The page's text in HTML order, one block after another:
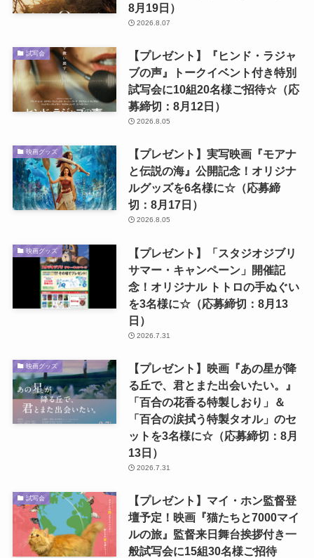
8月19日）
2026.8.07
試写会
【プレゼント】『ヒンド・ラジャ
ブの声』トークイベント付き特別
試写会に10組20名様ご招待☆（応
募締切：8月12日）
2026.8.05
映画グッズ
【プレゼント】実写映画『モアナ
と伝説の海』公開記念！オリジナ
ルグッズを6名様に☆（応募締
切：8月17日）
2026.8.05
映画グッズ
【プレゼント】「スタジオジブリ
サマー・キャンペーン」開催記
念！オリジナル トトロの手ぬぐい
を3名様に☆（応募締切：8月13
日）
2026.7.31
映画グッズ
【プレゼント】映画『あの星が降
る丘で、君とまた出会いたい。』
「百合の花香る特製しおり」＆
「百合の涙拭う特製タオル」のセ
ットを3名様に☆（応募締切：8月
13日）
2026.7.31
試写会
【プレゼント】マイ・ホン監督登
壇予定！映画『猫たちと7000マイ
ルの旅』監督来日舞台挨拶付き一
般試写会に15組30名様ご招待